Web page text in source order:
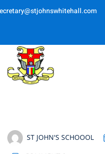
Skip
ST JOHN'S SCHOOOL